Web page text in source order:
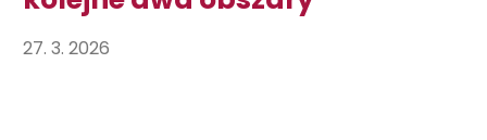
27. 3. 2026